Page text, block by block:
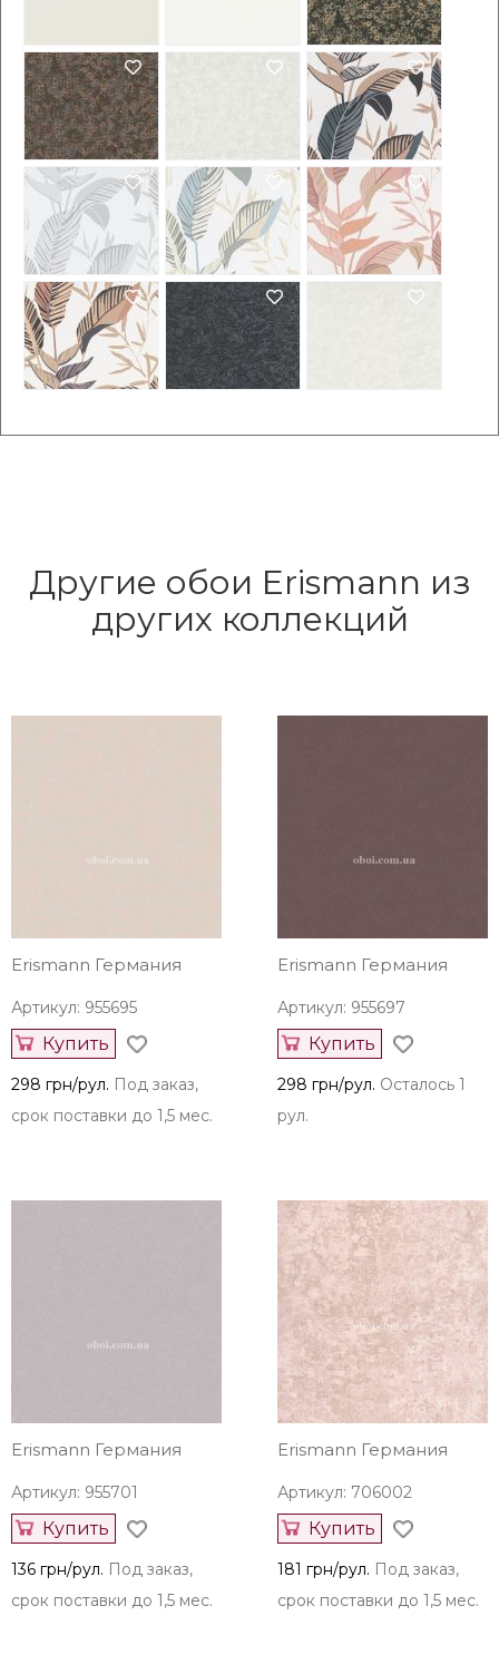
Другие обои Erismann из
других коллекций
Erismann Германия
Артикул: 955695
Купить
298 грн/рул. Под заказ,
срок поставки до 1,5 мес.
Erismann Германия
Артикул: 955697
Купить
298 грн/рул. Осталось 1
рул.
Erismann Германия
Артикул: 955701
Купить
136 грн/рул. Под заказ,
срок поставки до 1,5 мес.
Erismann Германия
Артикул: 706002
Купить
181 грн/рул. Под заказ,
срок поставки до 1,5 мес.